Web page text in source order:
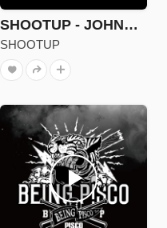
SHOOTUP - JOHNNY!SKA! (bonus)
SHOOTUP